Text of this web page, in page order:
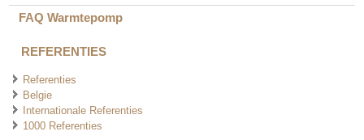
FAQ Warmtepomp
REFERENTIES
Referenties
Belgie
Internationale Referenties
1000 Referenties